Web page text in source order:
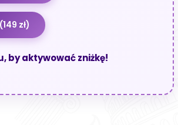
zł)
by aktywować zniżkę!